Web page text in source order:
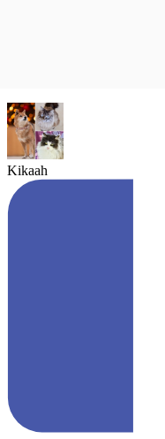
Kikaah